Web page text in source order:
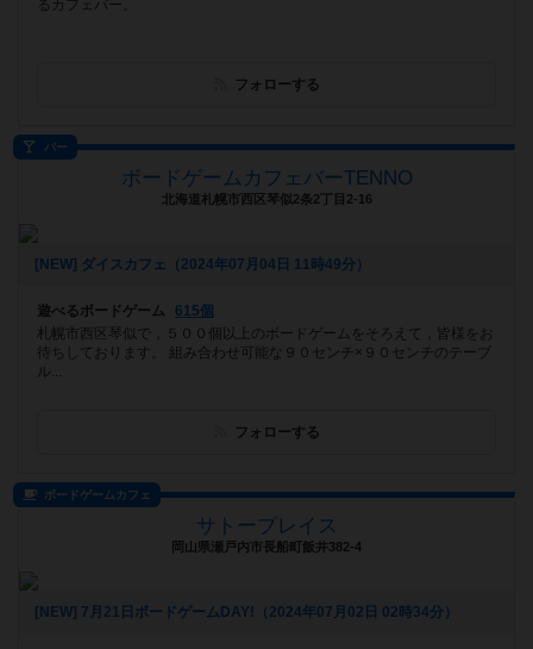
るカフェバー。
フォローする
バー
ボードゲームカフェバーTENNO
北海道札幌市西区琴似2条2丁目2-16
[NEW] ダイスカフェ（2024年07月04日 11時49分）
遊べるボードゲーム
615個
札幌市西区琴似で，５００個以上のボードゲームをそろえて，皆様をお
待ちしております。 組み合わせ可能な９０センチ×９０センチのテーブ
ル...
フォローする
ボードゲームカフェ
サトープレイス
岡山県瀬戸内市長船町飯井382-4
[NEW] 7月21日ボードゲームDAY!（2024年07月02日 02時34分）